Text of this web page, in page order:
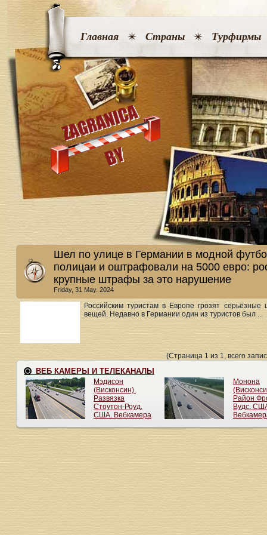
Главная Страны Турфирмы
Шел по улице в Германии в модной
полицаи и оштрафовали на 5000 евро:
крупные штрафы за это нарушение
Friday, 31 May. 2024
Российским туристам в Европе грозят
вещей. Недавно в Германии один из туристов был ...
(Страница 1 из 1, всего